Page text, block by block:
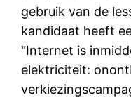
gebruik van de
kandidaat heeft
"Internet is
elektriciteit: